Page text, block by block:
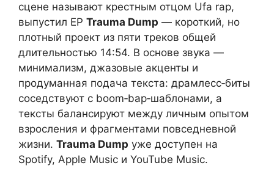
сцене называют крестным отцом Ufa rap,
выпустил EP Trauma Dump — короткий, но
плотный проект из пяти треков общей
длительностью 14:54. В основе звука —
минимализм, джазовые акценты и
продуманная подача текста: драмлесс‑биты
соседствуют с boom‑bap‑шаблонами, а
тексты балансируют между личным опытом
взросления и фрагментами повседневной
жизни. Trauma Dump уже доступен на
Spotify, Apple Music и YouTube Music.